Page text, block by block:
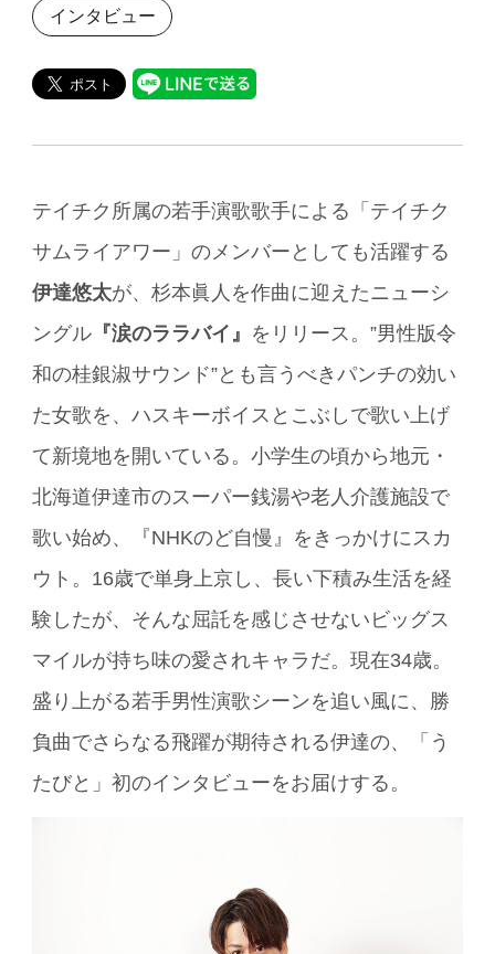
インタビュー
テイチク所属の若手演歌歌手による「テイチク
サムライアワー」のメンバーとしても活躍する
伊達悠太が、杉本眞人を作曲に迎えたニューシ
ングル 『涙のララバイ』 をリリース。”男性版令
和の桂銀淑サウンド”とも言うべきパンチの効い
た女歌を、ハスキーボイスとこぶしで歌い上げ
て新境地を開いている。小学生の頃から地元・
北海道伊達市のスーパー銭湯や老人介護施設で
歌い始め、『NHKのど自慢』をきっかけにスカ
ウト。16歳で単身上京し、長い下積み生活を経
験したが、そんな屈託を感じさせないビッグス
マイルが持ち味の愛されキャラだ。現在34歳。
盛り上がる若手男性演歌シーンを追い風に、勝
負曲でさらなる飛躍が期待される伊達の、「う
たびと」初のインタビューをお届けする。